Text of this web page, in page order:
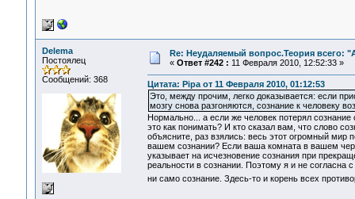
Delema
Постоялец
Сообщений: 368
Re: Неудаляемый вопрос.Теория всего:
« Ответ #242 : 11 Февраля 2010, 12:52:33 »
Цитата: Pipa от 11 Февраля 2010, 01:12:53
Это, между прочим, легко доказывается: если
мозгу снова разгоняются, сознание к человеку
Нормально... а если же человек потерял
это как понимать? И кто сказал вам, что слово
объясните, раз взялись: весь этот огромный мир
вашем сознании? Если ваша комната в вашем
указывает на исчезновение сознания при
реальности в сознании. Поэтому я и не согласна
ни само сознание. Здесь-то и корень всех